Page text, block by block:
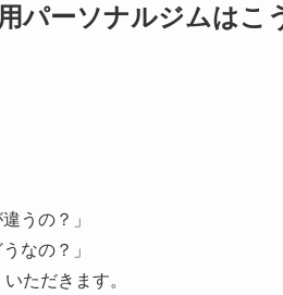
用パーソナルジムは
うの？」
なの？」
ただきます。